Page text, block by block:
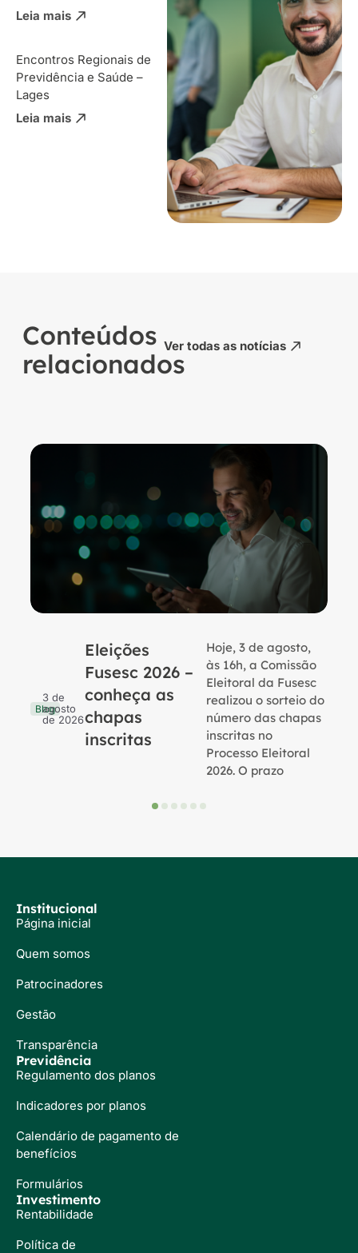
Leia mais
Encontros Regionais de
Previdência e Saúde –
Lages
Leia mais
Conteúdos
relacionados
Ver todas as notícias
Blog
3 de
agosto
de 2026
Eleições
Fusesc 2026 –
conheça as
chapas
inscritas
Hoje, 3 de agosto,
às 16h, a Comissão
Eleitoral da Fusesc
realizou o sorteio do
número das chapas
inscritas no
Processo Eleitoral
2026. O prazo
Institucional
Página inicial
Quem somos
Patrocinadores
Gestão
Transparência
Previdência
Regulamento dos planos
Indicadores por planos
Calendário de pagamento de
benefícios
Formulários
Investimento
Rentabilidade
Política de